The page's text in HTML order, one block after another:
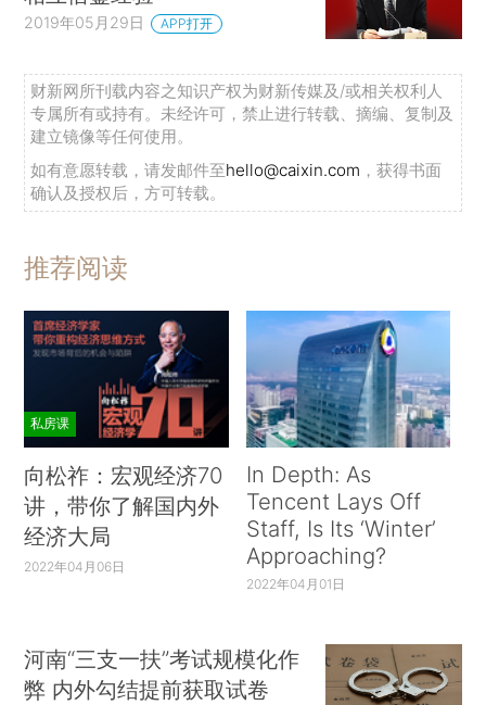
2019年05月29日 APP打开
财新网所刊载内容之知识产权为财新传媒及/或相关权利人
专属所有或持有。未经许可，禁止进行转载、摘编、复制及
建立镜像等任何使用。
如有意愿转载，请发邮件至hello@caixin.com ，获得书面
确认及授权后，方可转载。
推荐阅读
私房课
向松祚：宏观经济70
讲，带你了解国内外
经济大局
2022年04月06日
In Depth: As
Tencent Lays Off
Staff, Is Its ‘Winter’
Approaching?
2022年04月01日
河南“三支一扶”考试规模化作
弊 内外勾结提前获取试卷